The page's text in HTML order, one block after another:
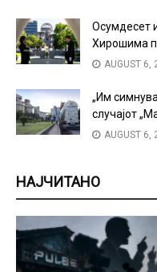
Осумдесет
Хирошима
AUGUST 6,
„Им
случајот
AUGUST 6,
НАЈЧИТАНО